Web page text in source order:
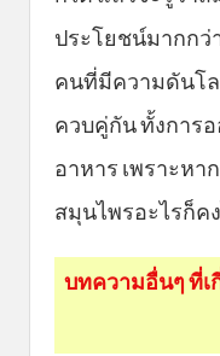
ประโยชน์มากกว่
คนที่มีความดันโ
ควบคู่กัน ทั้งการ
อาหาร เพราะห
สมุนไพรอะไรก็ค
บทความอื่นๆ ที่